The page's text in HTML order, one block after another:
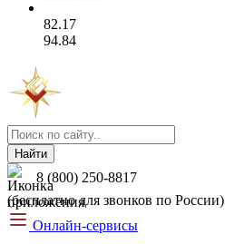
82.17
94.84
Найти
8 (800) 250-8817
(бесплатно для звонков по России)
Онлайн-сервисы